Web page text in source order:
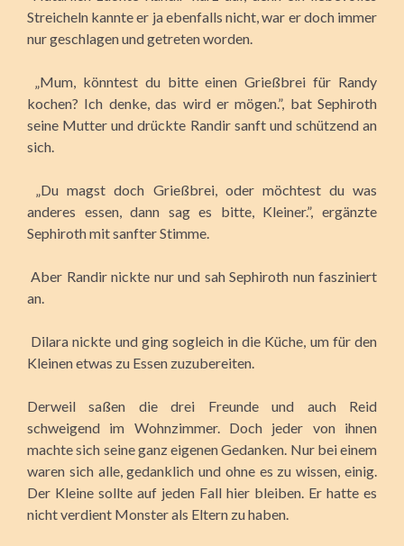
Streicheln kannte er ja ebenfalls nicht, war er doch immer
nur geschlagen und getreten worden.
„Mum, könntest du bitte einen Grießbrei für Randy
kochen? Ich denke, das wird er mögen.”, bat Sephiroth
seine Mutter und drückte Randir sanft und schützend an
sich.
„Du magst doch Grießbrei, oder möchtest du was
anderes essen, dann sag es bitte, Kleiner.”, ergänzte
Sephiroth mit sanfter Stimme.
Aber Randir nickte nur und sah Sephiroth nun fasziniert
an.
Dilara nickte und ging sogleich in die Küche, um für den
Kleinen etwas zu Essen zuzubereiten.
Derweil saßen die drei Freunde und auch Reid
schweigend im Wohnzimmer. Doch jeder von ihnen
machte sich seine ganz eigenen Gedanken. Nur bei einem
waren sich alle, gedanklich und ohne es zu wissen, einig.
Der Kleine sollte auf jeden Fall hier bleiben. Er hatte es
nicht verdient Monster als Eltern zu haben.